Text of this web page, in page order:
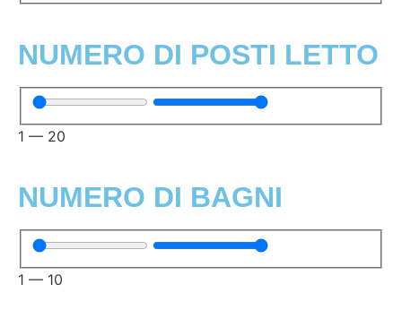
NUMERO DI POSTI LETTO
1 — 20
NUMERO DI BAGNI
1 — 10